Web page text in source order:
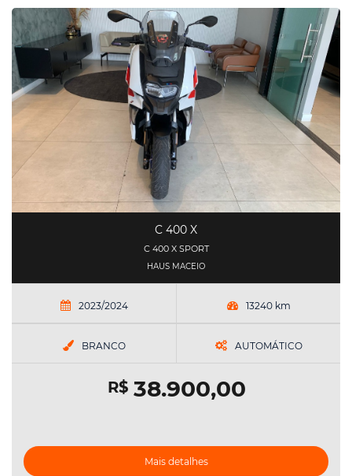
C 400 X
C 400 X SPORT
HAUS MACEIO
2023/2024 13240 km
BRANCO AUTOMÁTICO
R$38.900,00
Mais detalhes